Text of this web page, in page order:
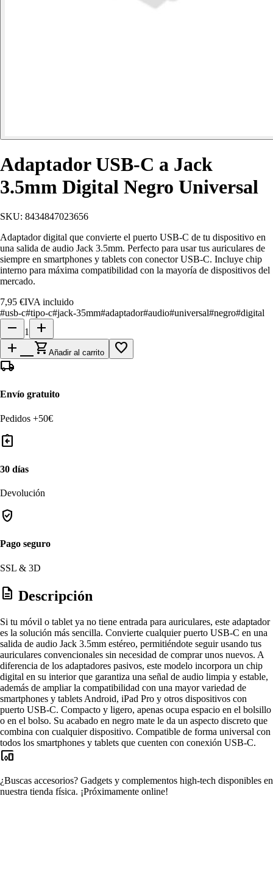
Adaptador USB-C a Jack
3.5mm Digital Negro Universal
SKU: 8434847023656
Adaptador digital que convierte el puerto USB-C de tu dispositivo en
una salida de audio Jack 3.5mm. Perfecto para usar tus auriculares de
siempre en smartphones y tablets con conector USB-C. Incluye chip
interno para máxima compatibilidad con la mayoría de dispositivos del
mercado.
7,95 €IVA incluido
#usb-c#tipo-c#jack-35mm#adaptador#audio#universal#negro#digital
remove 1
add
add_shopping_cart Añadir al carrito
favorite_border
local_shipping
Envío gratuito
Pedidos +50€
assignment_return
30 días
Devolución
verified_user
Pago seguro
SSL & 3D
description Descripción
Si tu móvil o tablet ya no tiene entrada para auriculares, este adaptador
es la solución más sencilla. Convierte cualquier puerto USB-C en una
salida de audio Jack 3.5mm estéreo, permitiéndote seguir usando tus
auriculares convencionales sin necesidad de comprar unos nuevos. A
diferencia de los adaptadores pasivos, este modelo incorpora un chip
digital en su interior que garantiza una señal de audio limpia y estable,
además de ampliar la compatibilidad con una mayor variedad de
smartphones y tablets Android, iPad Pro y otros dispositivos con
puerto USB-C. Compacto y ligero, apenas ocupa espacio en el bolsillo
o en el bolso. Su acabado en negro mate le da un aspecto discreto que
combina con cualquier dispositivo. Compatible de forma universal con
todos los smartphones y tablets que cuenten con conexión USB-C.
devices_other
¿Buscas accesorios? Gadgets y complementos high-tech disponibles en
nuestra tienda física. ¡Próximamente online!